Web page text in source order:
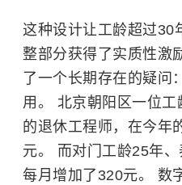
这种设计让工龄超过30
整部分获得了实质性激
了一个长期存在的疑问
用。 北京朝阳区一位
的退休工程师，在今年
元。 而对门工龄25年、
每月增加了320元。 数